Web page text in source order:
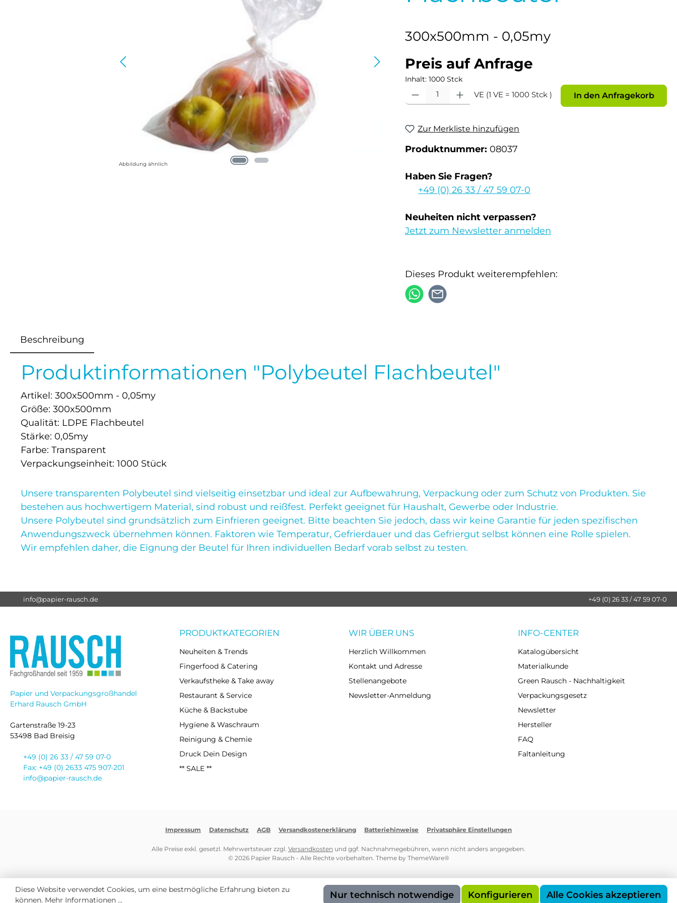
Abbildung ähnlich
300x500mm - 0,05my
Preis auf Anfrage
Inhalt: 1000 Stck
Produkt Anzahl: Gib den gewünschten Wert ein oder benutze die Schaltflächen um die
VE (1 VE = 1000 Stck ) In den Anfragekorb
Zur Merkliste hinzufügen
Produktnummer: 08037
Haben Sie Fragen?
+49 (0) 26 33 / 47 59 07-0
Neuheiten nicht verpassen?
Jetzt zum Newsletter anmelden
Dieses Produkt weiterempfehlen:
Beschreibung
Produktinformationen "Polybeutel Flachbeutel"
Artikel: 300x500mm - 0,05my
Größe: 300x500mm
Qualität: LDPE Flachbeutel
Stärke: 0,05my
Farbe: Transparent
Verpackungseinheit: 1000 Stück
Unsere transparenten Polybeutel sind vielseitig einsetzbar und ideal zur Aufbewahrung, Verpackung oder zum Schutz von Produkten. Sie
bestehen aus hochwertigem Material, sind robust und reißfest. Perfekt geeignet für Haushalt, Gewerbe oder Industrie.
Unsere Polybeutel sind grundsätzlich zum Einfrieren geeignet. Bitte beachten Sie jedoch, dass wir keine Garantie für jeden spezifischen
Anwendungszweck übernehmen können. Faktoren wie Temperatur, Gefrierdauer und das Gefriergut selbst können eine Rolle spielen.
Wir empfehlen daher, die Eignung der Beutel für Ihren individuellen Bedarf vorab selbst zu testen.
info@papier-rausch.de +49 (0) 26 33 / 47 59 07-0
Papier und Verpackungsgroßhandel
Erhard Rausch GmbH
Gartenstraße 19-23
53498 Bad Breisig
+49 (0) 26 33 / 47 59 07-0
Fax: +49 (0) 2633 475 907-201
info@papier-rausch.de
PRODUKTKATEGORIEN
Neuheiten & Trends
Fingerfood & Catering
Verkaufstheke & Take away
Restaurant & Service
Küche & Backstube
Hygiene & Waschraum
Reinigung & Chemie
Druck Dein Design
** SALE **
WIR ÜBER UNS
Herzlich Willkommen
Kontakt und Adresse
Stellenangebote
Newsletter-Anmeldung
INFO-CENTER
Katalogübersicht
Materialkunde
Green Rausch - Nachhaltigkeit
Verpackungsgesetz
Newsletter
Hersteller
FAQ
Faltanleitung
Impressum Datenschutz AGB Versandkostenerklärung Batteriehinweise Privatsphäre Einstellungen
Alle Preise exkl. gesetzl. Mehrwertsteuer zzgl. Versandkosten und ggf. Nachnahmegebühren, wenn nicht anders angegeben.
© 2026 Papier Rausch - Alle Rechte vorbehalten. Theme by ThemeWare®
Diese Website verwendet Cookies, um eine bestmögliche Erfahrung bieten zu
können. Mehr Informationen ... Nur technisch notwendige Konfigurieren Alle Cookies akzeptieren